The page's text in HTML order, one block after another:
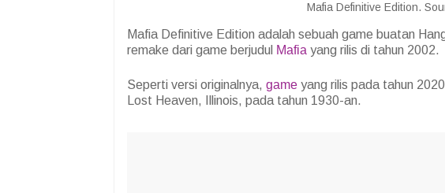
Mafia Definitive Edition.
Mafia Definitive Edition adalah sebuah game buatan
remake dari game berjudul Mafia yang rilis di tahun 2002.
Seperti versi originalnya, game yang rilis pada tahun
Lost Heaven, Illinois, pada tahun 1930-an.